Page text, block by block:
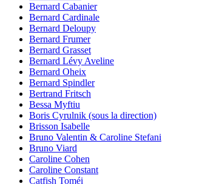
Bernard Cabanier
Bernard Cardinale
Bernard Deloupy
Bernard Frumer
Bernard Grasset
Bernard Lévy Aveline
Bernard Oheix
Bernard Spindler
Bertrand Fritsch
Bessa Myftiu
Boris Cyrulnik (sous la direction)
Brisson Isabelle
Bruno Valentin & Caroline Stefani
Bruno Viard
Caroline Cohen
Caroline Constant
Catfish Toméi